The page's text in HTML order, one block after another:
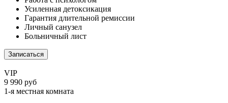
Усиленная детоксикация
Гарантия длительной ремиссии
Личный санузел
Больничный лист
Записаться
VIP
9 990 руб
1-я местная комната